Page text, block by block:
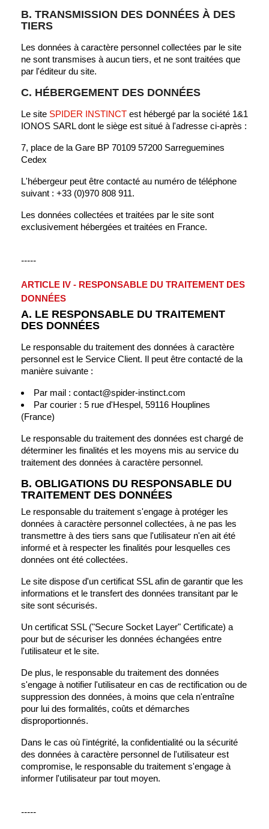
B. TRANSMISSION DES DONNÉES À DES
TIERS
Les données à caractère personnel collectées par le site
ne sont transmises à aucun tiers, et ne sont traitées que
par l'éditeur du site.
C. HÉBERGEMENT DES DONNÉES
Le site SPIDER INSTINCT est hébergé par la société 1&1
IONOS SARL dont le siège est situé à l'adresse ci-après :
7, place de la Gare BP 70109 57200 Sarreguemines
Cedex
L'hébergeur peut être contacté au numéro de téléphone
suivant : +33 (0)970 808 911.
Les données collectées et traitées par le site sont
exclusivement hébergées et traitées en France.
-----
ARTICLE IV - RESPONSABLE DU TRAITEMENT DES
DONNÉES
A. LE RESPONSABLE DU TRAITEMENT
DES DONNÉES
Le responsable du traitement des données à caractère
personnel est le Service Client. Il peut être contacté de la
manière suivante :
Par mail : contact@spider-instinct.com
Par courier : 5 rue d'Hespel, 59116 Houplines
(France)
Le responsable du traitement des données est chargé de
déterminer les finalités et les moyens mis au service du
traitement des données à caractère personnel.
B. OBLIGATIONS DU RESPONSABLE DU
TRAITEMENT DES DONNÉES
Le responsable du traitement s'engage à protéger les
données à caractère personnel collectées, à ne pas les
transmettre à des tiers sans que l'utilisateur n'en ait été
informé et à respecter les finalités pour lesquelles ces
données ont été collectées.
Le site dispose d'un certificat SSL afin de garantir que les
informations et le transfert des données transitant par le
site sont sécurisés.
Un certificat SSL ("Secure Socket Layer" Certificate) a
pour but de sécuriser les données échangées entre
l'utilisateur et le site.
De plus, le responsable du traitement des données
s'engage à notifier l'utilisateur en cas de rectification ou de
suppression des données, à moins que cela n'entraîne
pour lui des formalités, coûts et démarches
disproportionnés.
Dans le cas où l'intégrité, la confidentialité ou la sécurité
des données à caractère personnel de l'utilisateur est
compromise, le responsable du traitement s'engage à
informer l'utilisateur par tout moyen.
-----